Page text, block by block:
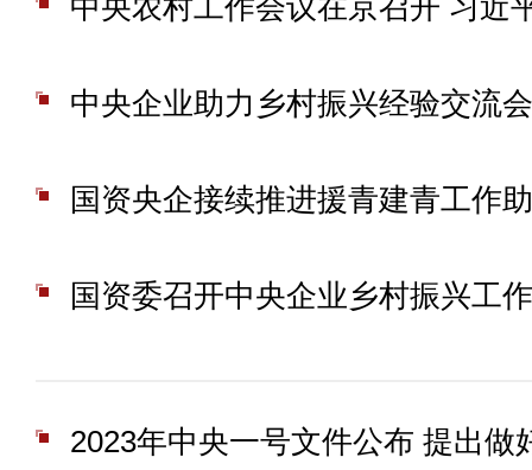
中央企业助力乡村振兴经验交流
国资委召开中央企业乡村振兴工